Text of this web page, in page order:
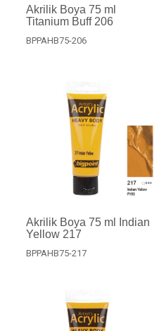
Akrilik Boya 75 ml
Titanium Buff 206
BPPAHB75-206
Akrilik Boya 75 ml Indian
Yellow 217
BPPAHB75-217